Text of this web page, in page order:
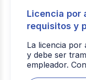
Licencia por
requisitos y
La licencia por
y debe ser
empleador.